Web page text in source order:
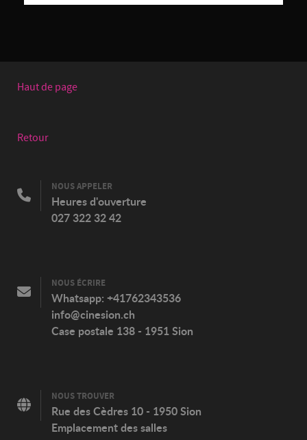
Haut de page
Retour
NOUS APPELER
Heures d'ouverture
027 322 32 42
NOUS ÉCRIRE
Whatsapp: +41762343536
info@cinesion.ch
Case postale 138 - 1951 Sion
NOUS TROUVER
Rue des Cèdres 10 - 1950 Sion
Emplacement des salles